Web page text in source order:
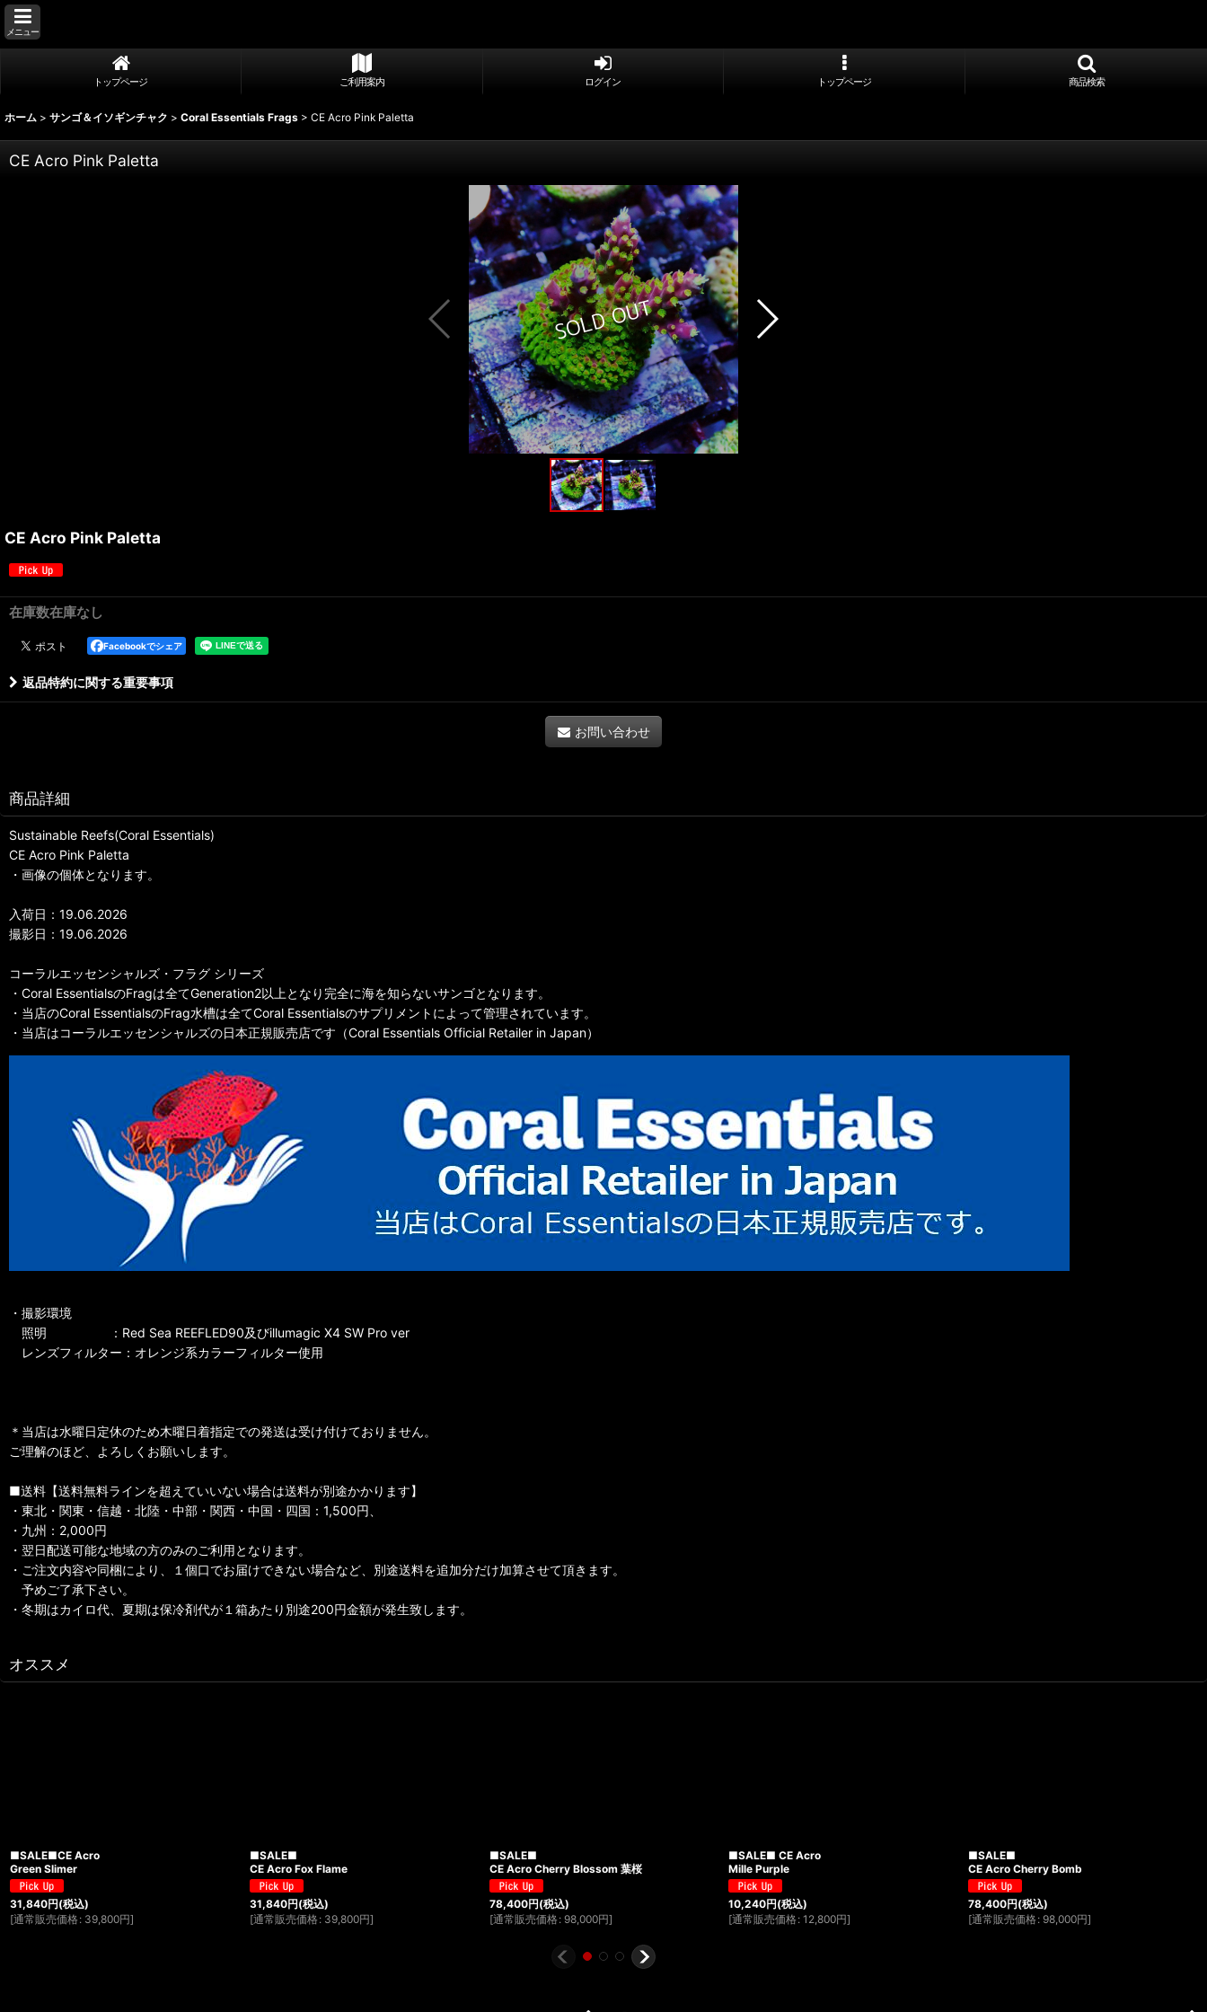
メニュー
トップページ ご利用案内 ログイン トップページ 商品検索
ホーム > サンゴ＆イソギンチャク > Coral Essentials Frags > CE Acro Pink Paletta
CE Acro Pink Paletta
CE Acro Pink Paletta
在庫数在庫なし
Facebookでシェア
返品特約に関する重要事項
お問い合わせ
商品詳細
Sustainable Reefs(Coral Essentials)
CE Acro Pink Paletta
・画像の個体となります。
入荷日：19.06.2026
撮影日：19.06.2026
コーラルエッセンシャルズ・フラグ シリーズ
・Coral EssentialsのFragは全てGeneration2以上となり完全に海を知らないサンゴとなります。
・当店のCoral EssentialsのFrag水槽は全てCoral Essentialsのサプリメントによって管理されています。
・当店はコーラルエッセンシャルズの日本正規販売店です（Coral Essentials Official Retailer in Japan）
・撮影環境
照明 ：Red Sea REEFLED90及びillumagic X4 SW Pro ver
レンズフィルター：オレンジ系カラーフィルター使用
＊当店は水曜日定休のため木曜日着指定での発送は受け付けておりません。
ご理解のほど、よろしくお願いします。
■送料【送料無料ラインを超えていいない場合は送料が別途かかります】
・東北・関東・信越・北陸・中部・関西・中国・四国：1,500円、
・九州：2,000円
・翌日配送可能な地域の方のみのご利用となります。
・ご注文内容や同梱により、１個口でお届けできない場合など、別途送料を追加分だけ加算させて頂きます。
予めご了承下さい。
・冬期はカイロ代、夏期は保冷剤代が１箱あたり別途200円金額が発生致します。
オススメ
■SALE■CE Acro
Green Slimer
31,840円(税込)
[通常販売価格 : 39,800円]
■SALE■
CE Acro Fox Flame
31,840円(税込)
[通常販売価格 : 39,800円]
■SALE■
CE Acro Cherry Blossom 葉桜
78,400円(税込)
[通常販売価格 : 98,000円]
■SALE■ CE Acro
Mille Purple
10,240円(税込)
[通常販売価格 : 12,800円]
■SALE■
CE Acro Cherry Bomb
78,400円(税込)
[通常販売価格 : 98,000円]